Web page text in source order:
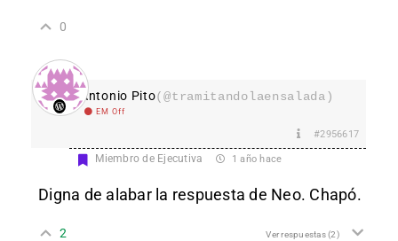
0
Antonio Pito(@tramitandolaensalada)
EM Off
#2956617
Miembro de Ejecutiva 1 año hace
Digna de alabar la respuesta de Neo. Chapó.
2 Ver respuestas(2)